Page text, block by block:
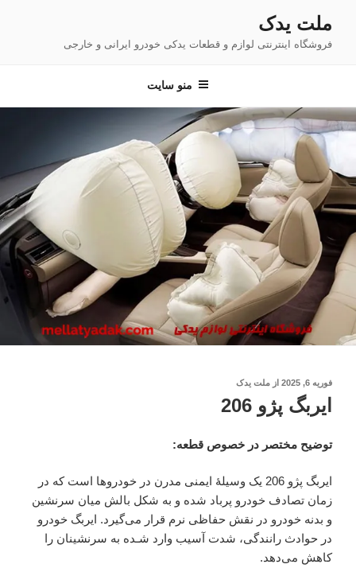
محتوا
ملت یدک
فروشگاه اینترنتی لوازم و قطعات یدکی خودرو ایرانی و خارجی
منو سایت
نوشته‌شده
در
فوریه 6, 2025 از ملت یدک
ایربگ پژو 206
توضیح مختصر در خصوص قطعه:
ایربگ پژو 206 یک وسیلهٔ ایمنی مدرن در خودروها است که در
زمان تصادف خودرو پرباد شده و به شکل بالش میان سرنشین
و بدنه خودرو در نقش حفاظی نرم قرار می‌گیرد. ایربگ خودرو
در حوادث رانندگی، شدت آسیب وارد شـده به سرنشینان را
کاهش می‌دهد.